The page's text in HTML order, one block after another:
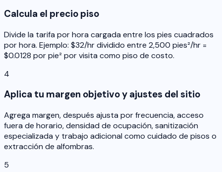
Calcula el precio piso
Divide la tarifa por hora cargada entre los pies cuadrados
por hora. Ejemplo: $32/hr dividido entre 2,500 pies²/hr =
$0.0128 por pie² por visita como piso de costo.
4
Aplica tu margen objetivo y ajustes del sitio
Agrega margen, después ajusta por frecuencia, acceso
fuera de horario, densidad de ocupación, sanitización
especializada y trabajo adicional como cuidado de pisos o
extracción de alfombras.
5